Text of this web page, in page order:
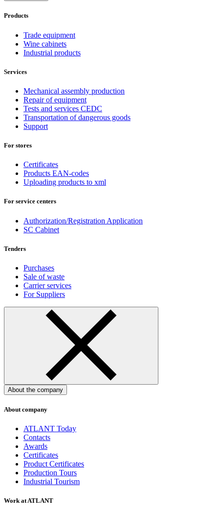
Products
Trade equipment
Wine cabinets
Industrial products
Services
Mechanical assembly production
Repair of equipment
Tests and services CEDC
Transportation of dangerous goods
Support
For stores
Certificates
Products EAN-codes
Uploading products to xml
For service centers
Authorization/Registration Application
SC Cabinet
Tenders
Purchases
Sale of waste
Carrier services
For Suppliers
About the company
About company
ATLANT Today
Contacts
Awards
Certificates
Product Certificates
Production Tours
Industrial Tourism
Work at ATLANT